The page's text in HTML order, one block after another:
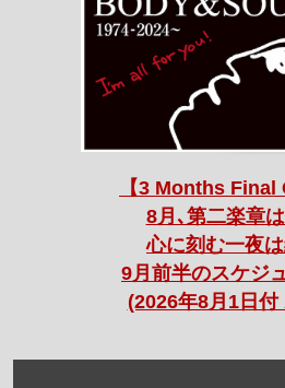
【3 Months Final
8月､第二楽章
心に刻む一夜
9月前半のスケジ
(2026年8月1日